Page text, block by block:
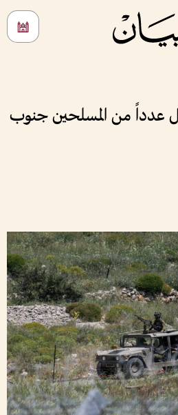
عدداً من المسلحين جنوب